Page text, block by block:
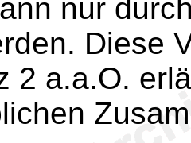
nur
Diese
2 a.a.O.